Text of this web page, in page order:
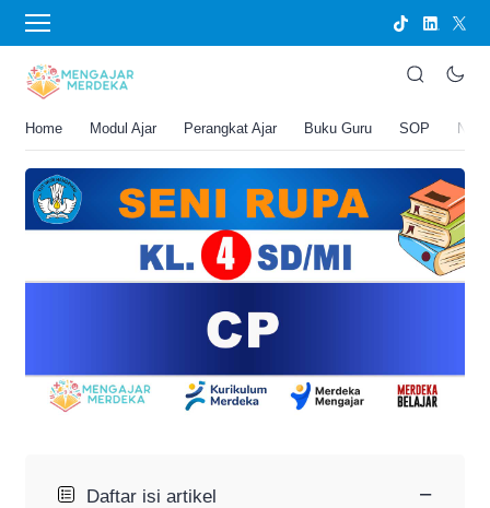
Home Modul Ajar Perangkat Ajar Buku Guru SOP
BERANDA
CP Seni Rupa Kelas 4 SD/MI
3 Mei 2026 9:59 am
3 menit membaca
Daftar isi artikel −